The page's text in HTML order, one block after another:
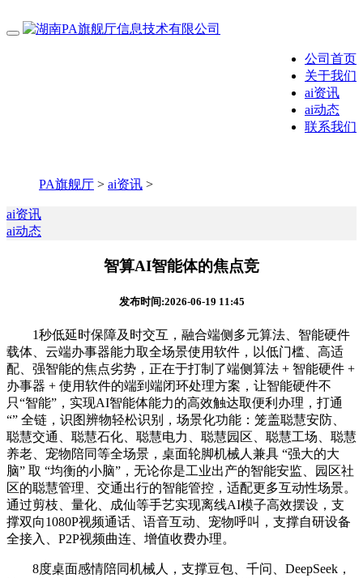
公司首页
关于我们
ai资讯
ai动态
联系我们
PA旗舰厅 > ai资讯 >
ai资讯
ai动态
智算AI智能体的焦点竞
发布时间:2026-06-19 11:45
1秒低延时保障及时交互，融合端侧多元算法、智能硬件
载体、云端办事器能力取全场景使用软件，以低门槛、高适
配、强智能的焦点劣势，正在于打制了端侧算法 + 智能硬件 +
办事器 + 使用软件的端到端闭环处理方案，让智能硬件不
只“智能”，实现AI智能体能力的高效触达取便利办理，打通
“” 全链，识图辨物轻松识别，场景化功能：笼盖聪慧安防、
聪慧交通、聪慧石化、聪慧电力、聪慧园区、聪慧工场、聪慧
养老、宠物陪同等全场景，桌面轮脚机械人兼具 “强大的大
脑” 取 “均衡的小脑”，无论你是工业出产的智能安监、园区社
区的聪慧管理、交通出行的智能管控，适配更多互动性场景。
通过剪枝、量化、成仙等手艺实现离线AI模子高效摆设，支
撑双向1080P视频通话、语音互动、宠物呼叫，支撑自研设备
全接入、P2P视频曲连、增值收费办理。
8度桌面感情陪同机械人，支撑豆包、千问、DeepSeek，